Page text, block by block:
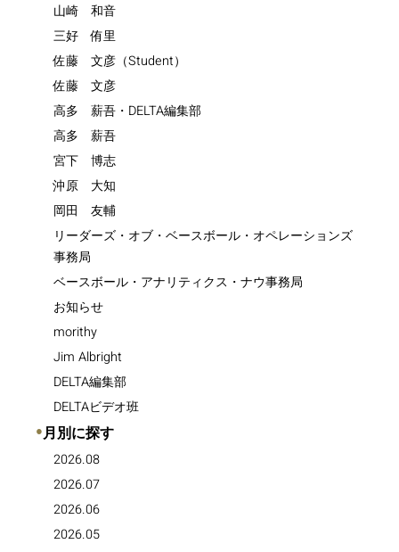
山崎 和音
三好 侑里
佐藤 文彦（Student）
佐藤 文彦
高多 薪吾・DELTA編集部
高多 薪吾
宮下 博志
沖原 大知
岡田 友輔
リーダーズ・オブ・ベースボール・オペレーションズ
事務局
ベースボール・アナリティクス・ナウ事務局
お知らせ
morithy
Jim Albright
DELTA編集部
DELTAビデオ班
●月別に探す
2026.08
2026.07
2026.06
2026.05